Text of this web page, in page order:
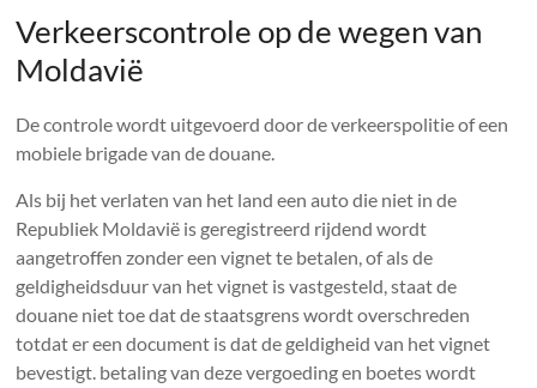
Verkeerscontrole op de wegen van
Moldavië
De controle wordt uitgevoerd door de verkeerspolitie of een
mobiele brigade van de douane.
Als bij het verlaten van het land een auto die niet in de
Republiek Moldavië is geregistreerd rijdend wordt
aangetroffen zonder een vignet te betalen, of als de
geldigheidsduur van het vignet is vastgesteld, staat de
douane niet toe dat de staatsgrens wordt overschreden
totdat er een document is dat de geldigheid van het vignet
bevestigt. betaling van deze vergoeding en boetes wordt